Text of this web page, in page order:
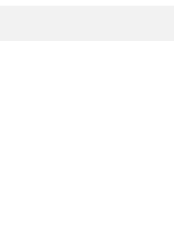
laten een waas achter op
Gum, Phenoxyethanol,
CI 77007, CI 77019, CI